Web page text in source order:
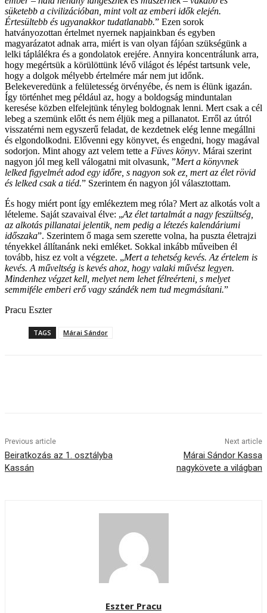
süketebb a civilizációban, mint volt az emberi idők elején.
Értesültebb és ugyanakkor tudatlanabb.” Ezen sorok
hatványozottan értelmet nyernek napjainkban és egyben
magyarázatot adnak arra, miért is van olyan fájóan szükségünk a
lelki táplálékra és a gondolatok erejére. Annyira koncentrálunk arra,
hogy megértsük a körülöttünk lévő világot és lépést tartsunk vele,
hogy a dolgok mélyebb értelmére már nem jut időnk.
Belekeveredünk a felületesség örvényébe, és nem is élünk igazán.
Így történhet meg például az, hogy a boldogság minduntalan
keresése közben elfelejtünk tényleg boldognak lenni. Mert csak a cél
lebeg a szemünk előtt és nem éljük meg a pillanatot. Erről az útról
visszatérni nem egyszerű feladat, de kezdetnek elég lenne megállni
és elgondolkodni. Elővenni egy könyvet, és engedni, hogy magával
sodorjon. Mint ahogy azt velem tette a Füves könyv. Márai szerint
nagyon jól meg kell válogatni mit olvasunk, ”Mert a könyvnek
lelked figyelmét adod egy időre, s nagyon sok ez, mert az élet rövid
és lelked csak a tiéd.” Szerintem én nagyon jól választottam.
És hogy miért pont így emlékeztem meg róla? Mert az alkotás volt a
lételeme. Saját szavaival élve: „Az élet tartalmát a nagy feszültség,
az alkotás pillanatai jelentik, nem pedig a létezés kalendáriumi
időszaka”. Szerintem ő maga sem szerette volna, ha puszta életrajzi
tényekkel állítanánk neki emléket. Sokkal inkább műveiben él
tovább, hisz ez volt a végzete. „Mert a tehetség kevés. Az értelem is
kevés. A műveltség is kevés ahoz, hogy valaki művész legyen.
Mindenhez végzet kell, melyet nem lehet félreérteni, s melyet
semmiféle emberi erő vagy szándék nem tud megmásítani.”
Pracu Eszter
TAGS Márai Sándor
Previous article
Beiratkozás az 1. osztályba
Kassán
Next article
Márai Sándor Kassa
nagykövete a világban
Eszter Pracu